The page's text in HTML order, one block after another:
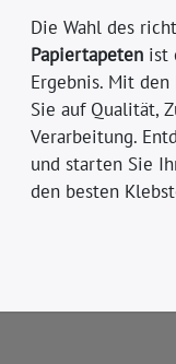
Die Wahl des
Papiertapeten ist
Ergebnis. Mit den
Sie auf Qualität,
Verarbeitung.
und starten Sie
den besten